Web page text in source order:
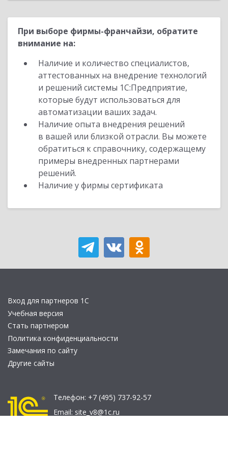
При выборе фирмы-франчайзи, обратите
внимание на:
Наличие и количество специалистов,
аттестованных на внедрение технологий
и решений системы 1С:Предприятие,
которые будут использоваться для
автоматизации ваших задач.
Наличие опыта внедрения решений
в вашей или близкой отрасли. Вы можете
обратиться к справочнику, содержащему
примеры внедренных партнерами
решений.
Наличие у фирмы сертификата
Вход для партнеров 1С
Учебная версия
Стать партнером
Политика конфиденциальности
Замечания по сайту
Другие сайты
Телефон: +7 (495) 737-92-57
Email: site_v8@1c.ru